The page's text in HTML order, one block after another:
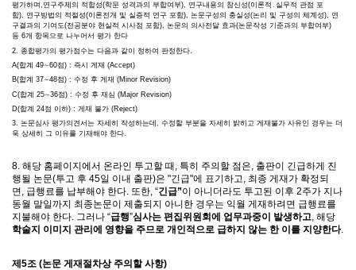
평가하며,연구주제의 적합성(학문 성격과의 부합여부), 연구내용의 참신성(이론적 ․ 실무적 관점 포
함), 연구방법의 적절성(이론전개 및 실증적 연구 포함), 논문구성의 충실성(논리 및 구성의 체계성), 연
구결과의 기여도(전공분야 현실적 시사점 포함), 논문의 의사전달 효과(논문작성 기준과의 부합여부)
등 6개 항목으로 나누어서 평가 한다
2. 종합평가의 평가점수는 다음과 같이 정하여 판정한다
A(합계 49∼60점) : 즉시 게재 (Accept)
B(합계 37∼48점) : 수정 후 게재 (Minor Revision)
C(합계 25∼36점) : 수정 후 재심 (Major Revision)
D(합계 24점 이하) : 게재 불가 (Reject)
3. 논문심사 평가의견서는 자세히 작성하는데, 수정할 부분을 자세히 밝히고 게재불가 사유인 경우는 더
욱 상세히 그 이유를 기재해야 한다.
8. 해당 홈페이지에서 온라인 투고할 때 , 특히 주의할 점은, 출판이 긴급하게 진
행될 논문(투고 후 45일 이내 출판)은 "긴급"에 표기하고, 최종 게재가 확정되
면 , 급행료를 납부해야 한다. 또한, “긴급”이 아니더라도 투고된 이후 2주가 지나
동월 말일까지 최종논문이 제출되지 아니한 경우는 익월 게재하려면 급행료를
지불해야 한다. 그러나 “급행”심사는 편집위원회에 업무과중이 발생하고, 해당
학술지 이미지 관리에 영향을 주므로 개인적으로 급하지 않는 한 이를 지양한다.
제5조 (논문 게재절차상 주의할 사항)